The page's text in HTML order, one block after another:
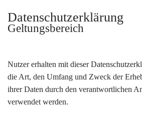
Datenschutzerklärung
Geltungsbereich
Nutzer erhalten mit dieser
die Art, den Umfang und Zweck der
ihrer Daten durch den verantwortlichen
verwendet werden.